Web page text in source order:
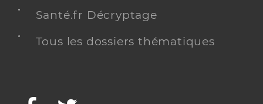
Santé.fr Décryptage
Tous les dossiers thématiques